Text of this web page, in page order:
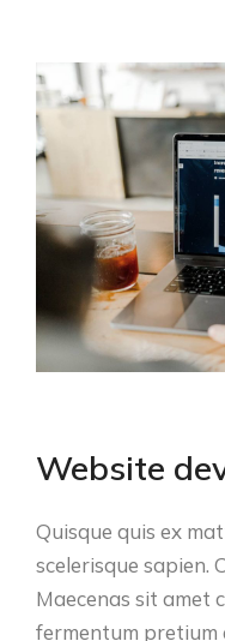
Website
Quisque quis ex
scelerisque sapien.
Maecenas sit amet
fermentum pretium